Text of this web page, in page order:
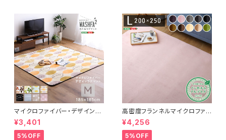
マイクロファイバー・デザインラ
グマットMサイズ（185×185cm）
洗えるラグマット 【WASHFA2】
FRG-D2-M
¥3,401
5%OFF
高密度フランネルマイクロファイ
バー・ラグマットLサイズ（200×2
50cm）洗えるラグマット｜ナル
トレア
¥4,256
5%OFF